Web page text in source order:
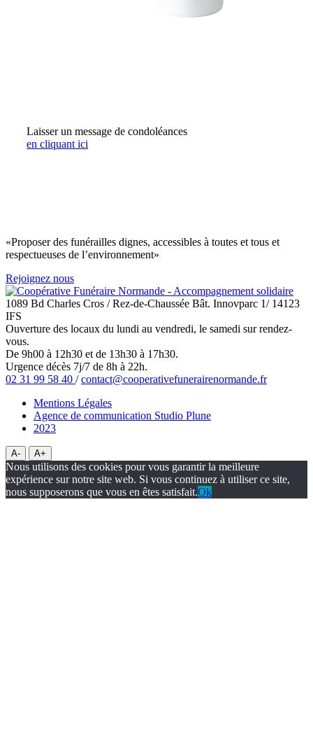
Laisser un message de condoléances
en cliquant ici
«Proposer des funérailles dignes, accessibles à toutes et tous et
respectueuses de l’environnement»
Rejoignez nous
1089 Bd Charles Cros / Rez-de-Chaussée Bât. Innovparc 1/ 14123
IFS
Ouverture des locaux du lundi au vendredi, le samedi sur rendez-
vous.
De 9h00 à 12h30 et de 13h30 à 17h30.
Urgence décès 7j/7 de 8h à 22h.
02 31 99 58 40 /contact@cooperativefunerairenormande.fr
Mentions Légales
Agence de communication Studio Plune
2023
A- A+
Nous utilisons des cookies pour vous garantir la meilleure
expérience sur notre site web. Si vous continuez à utiliser ce site,
nous supposerons que vous en êtes satisfait.Ok